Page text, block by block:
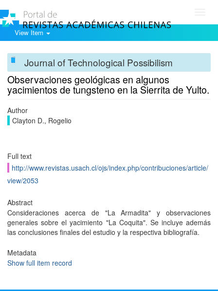
View Item
Journal of Technological Possibilism
Observaciones geológicas en algunos
yacimientos de tungsteno en la Sierrita de Yulto.
Author
Clayton D., Rogelio
Full text
http://www.revistas.usach.cl/ojs/index.php/contribuciones/article/
view/2053
Abstract
Consideraciones acerca de "La Armadita" y observaciones
generales sobre el yacimiento "La Coquita". Se incluye además
las conclusiones finales del estudio y la respectiva bibliografía.
Metadata
Show full item record